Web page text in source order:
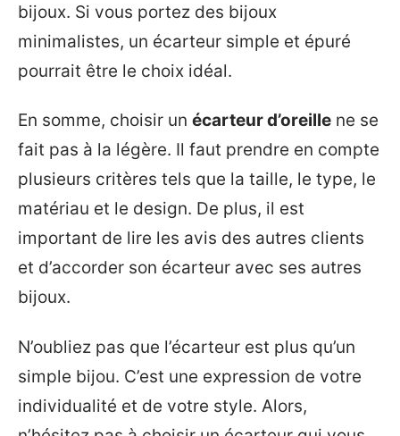
bijoux. Si vous portez des bijoux
minimalistes, un écarteur simple et épuré
pourrait être le choix idéal.
En somme, choisir un écarteur d’oreille ne se
fait pas à la légère. Il faut prendre en compte
plusieurs critères tels que la taille, le type, le
matériau et le design. De plus, il est
important de lire les avis des autres clients
et d’accorder son écarteur avec ses autres
bijoux.
N’oubliez pas que l’écarteur est plus qu’un
simple bijou. C’est une expression de votre
individualité et de votre style. Alors,